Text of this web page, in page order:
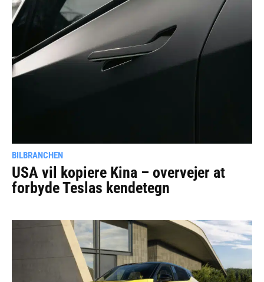
BILBRANCHEN
USA vil kopiere Kina – overvejer at
forbyde Teslas kendetegn